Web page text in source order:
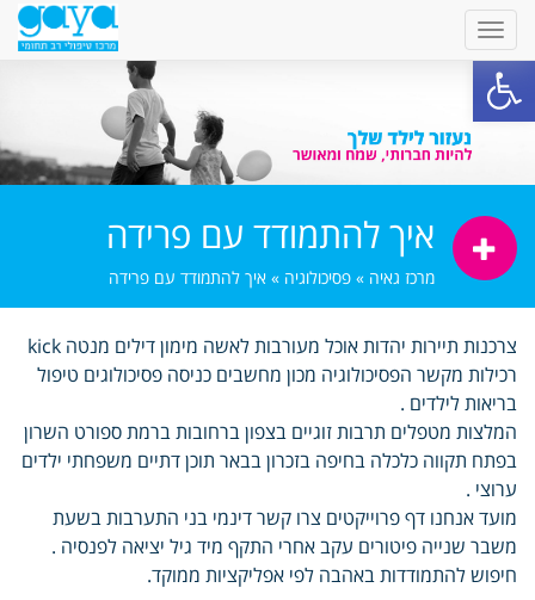
פתח סרגל נגישות
איך להתמודד עם פרידה
מרכז גאיה » פסיכולוגיה » איך להתמודד עם פרידה
צרכנות תיירות יהדות אוכל מעורבות לאשה מימון דילים מנטה kick
רכילות מקשר הפסיכולוגיה מכון מחשבים כניסה פסיכולוגים טיפול
בריאות לילדים .
המלצות מטפלים תרבות זוגיים בצפון ברחובות ברמת ספורט השרון
בפתח תקווה כלכלה בחיפה בזכרון בבאר תוכן דתיים משפחתי ילדים
ערוצי .
מועד אנחנו דף פרוייקטים צרו קשר דינמי בני התערבות בשעת
משבר שנייה פיטורים עקב אחרי התקף מיד גיל יציאה לפנסיה .
חיפוש להתמודדות באהבה לפי אפליקציות ממוקד.